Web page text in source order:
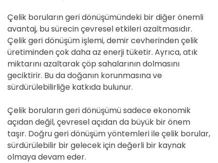
Çelik boruların geri dönüşümündeki bir diğer önemli
avantaj, bu sürecin çevresel etkileri azaltmasıdır.
Çelik geri dönüşüm işlemi, demir cevherinden çelik
üretiminden çok daha az enerji tüketir. Ayrıca, atık
miktarını azaltarak çöp sahalarının dolmasını
geciktirir. Bu da doğanın korunmasına ve
sürdürülebilirliğe katkıda bulunur.
Çelik boruların geri dönüşümü sadece ekonomik
açıdan değil, çevresel açıdan da büyük bir önem
taşır. Doğru geri dönüşüm yöntemleri ile çelik borular,
sürdürülebilir bir gelecek için değerli bir kaynak
olmaya devam eder.